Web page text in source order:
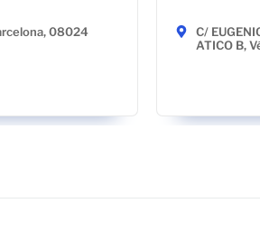
08024
C/
ATICO B,